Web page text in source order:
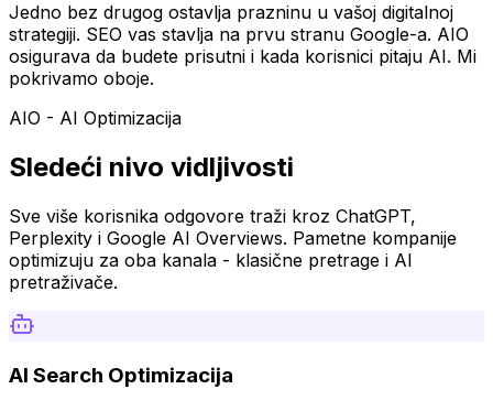
Jedno bez drugog ostavlja prazninu u vašoj digitalnoj
strategiji. SEO vas stavlja na prvu stranu Google-a. AIO
osigurava da budete prisutni i kada korisnici pitaju AI. Mi
pokrivamo oboje.
AIO - AI Optimizacija
Sledeći nivo vidljivosti
Sve više korisnika odgovore traži kroz ChatGPT,
Perplexity i Google AI Overviews. Pametne kompanije
optimizuju za oba kanala - klasične pretrage i AI
pretraživače.
AI Search Optimizacija